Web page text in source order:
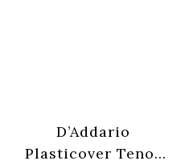
D’Addario
Plasticover Tenor